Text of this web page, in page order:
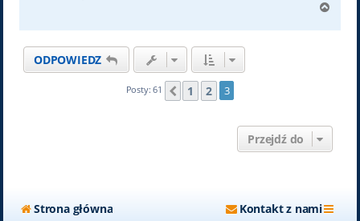
g
ODPOWIEDZ
Posty: 61 Poprzednia
1 2 3
Przejdź do
Strona główna Kontakt z nami